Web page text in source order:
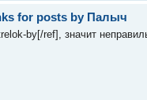
for posts by Палыч
by[/ref], значит